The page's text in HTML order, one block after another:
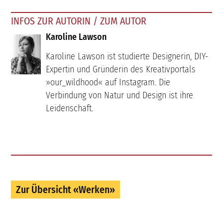
INFOS ZUR AUTORIN / ZUM AUTOR
Karoline Lawson
Karoline Lawson ist studierte Designerin, DIY-
Expertin und Gründerin des Kreativportals
»our_wildhood« auf Instagram. Die
Verbindung von Natur und Design ist ihre
Leidenschaft.
Zur Übersicht «Werken»